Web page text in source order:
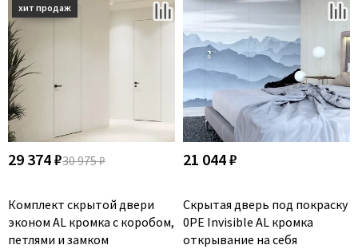
29 374 ₽30 975 ₽
Комплект скрытой двери
эконом AL кромка с коробом,
петлями и замком
21 044 ₽
Скрытая дверь под покраску
0PE Invisible AL кромка
открывание на себя